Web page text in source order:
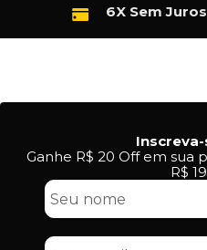
6X Sem Juros
Ganhe R$ 20 Off em sua
R$